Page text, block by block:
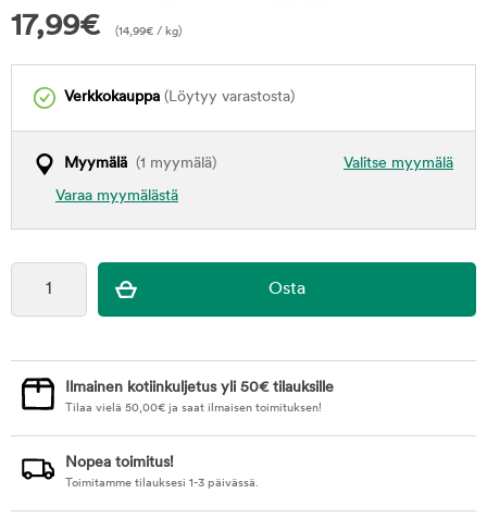
17,99€ (14,99€ / kg)
Verkkokauppa (Löytyy varastosta)
Valitse myymälä
Myymälä (1 myymälä)
Varaa myymälästä
Ilmainen kotiinkuljetus yli 50€ tilauksille
Tilaa vielä 50,00€ ja saat ilmaisen toimituksen!
Nopea toimitus!
Toimitamme tilauksesi 1-3 päivässä.